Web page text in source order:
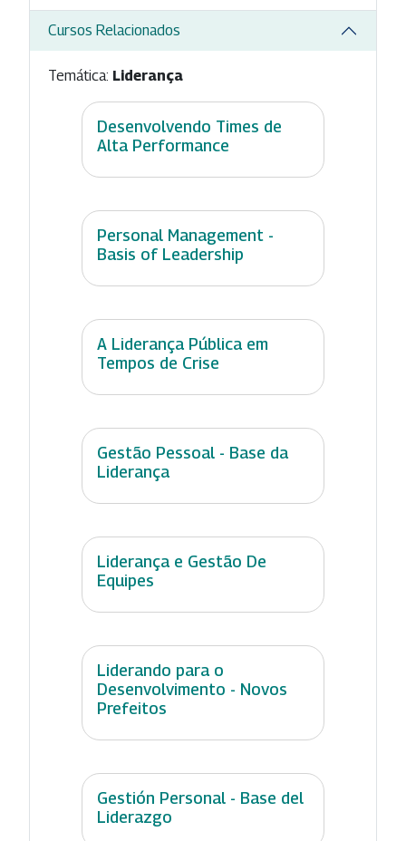
Cursos Relacionados
Temática: Liderança
Desenvolvendo Times de
Alta Performance
Personal Management -
Basis of Leadership
A Liderança Pública em
Tempos de Crise
Gestão Pessoal - Base da
Liderança
Liderança e Gestão De
Equipes
Liderando para o
Desenvolvimento - Novos
Prefeitos
Gestión Personal - Base del
Liderazgo